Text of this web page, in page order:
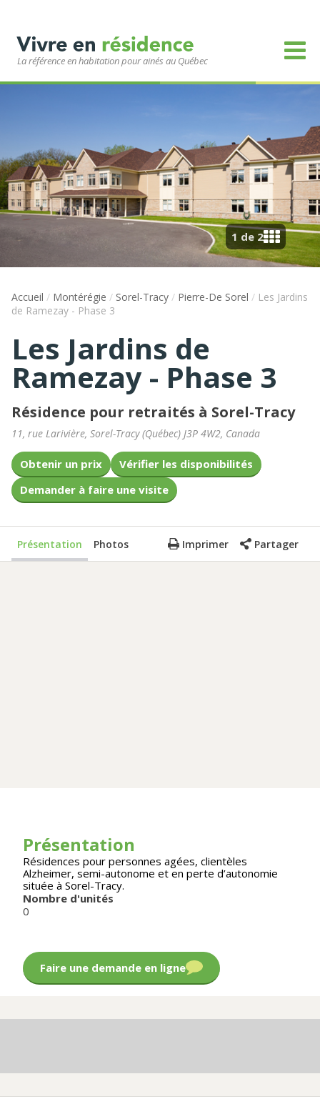
La référence en habitation pour ainés au Québec
1 de 2
Accueil / Montérégie / Sorel-Tracy / Pierre-De Sorel / Les Jardins
de Ramezay - Phase 3
Les Jardins de
Ramezay - Phase 3
Résidence pour retraités à Sorel-Tracy
11, rue Larivière, Sorel-Tracy(Québec) J3P 4W2, Canada
Obtenir un prix
Vérifier les disponibilités
Demander à faire une visite
Présentation Photos Imprimer Partager
Présentation
Résidences pour personnes agées, clientèles
Alzheimer, semi-autonome et en perte d’autonomie
située à Sorel-Tracy.
Nombre d'unités
0
Faire une demande en ligne